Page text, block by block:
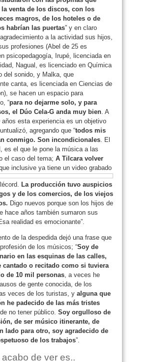
venta de los discos, con los
magros, de los hoteles o de
habrían las puertas” y en claro
a la actividad sus hijos,
profesiones (Abel de 25 es
psicopedagogía, Irupé, licenciada en
Nagual, es licenciado en Química
del sonido, y Malka, que
canta, es licenciada en Ciencias de
se hacen un espacio para
“para no dejarme solo, y para
el Dúo Cela-G anda muy bien . A
esta experiencia es un objetivo
agregando que “todos mis
conmigo. Son incondicionales . El
es el que le pone la música a las
el caso del tema; A Tilcara volver
que inclusive ya tiene un video grabado
La producción tuvo auspicios
y de los comercios, de los viejos
Digo nuevos porque son los hijos de
hace años también sumaron sus
realidad es emocionante”.
de la despedida dejó una frase que
de los músicos; “Soy de
en las esquinas de las calles,
cantado o recitado como si tuviera
de 10 mil personas , a veces he
de gente conocida, de los
veces de los turistas, y alguna que
he padecido de las más tristes
de no tener público. Soy orgulloso de
de ser músico itinerante, de
lado para otro, soy agradecido de
de los trabajos”.
de ver es..